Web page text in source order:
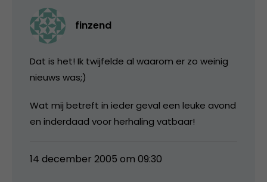
finzend
Dat is het! Ik twijfelde al waarom er zo weinig
nieuws was;)
Wat mij betreft in ieder geval een leuke avond
en inderdaad voor herhaling vatbaar!
14 december 2005 om 09:30